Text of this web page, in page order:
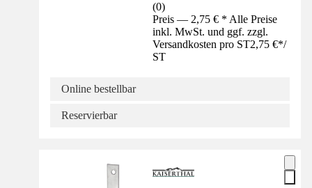
(0)
Preis — 2,75 € * Alle Preise
inkl. MwSt. und ggf. zzgl.
Versandkosten pro ST2,75 €*/
ST
Online bestellbar
Reservierbar